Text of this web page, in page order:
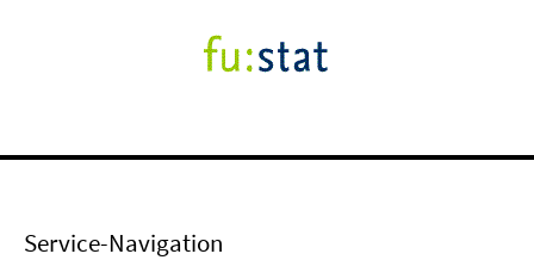
Service-Navigation